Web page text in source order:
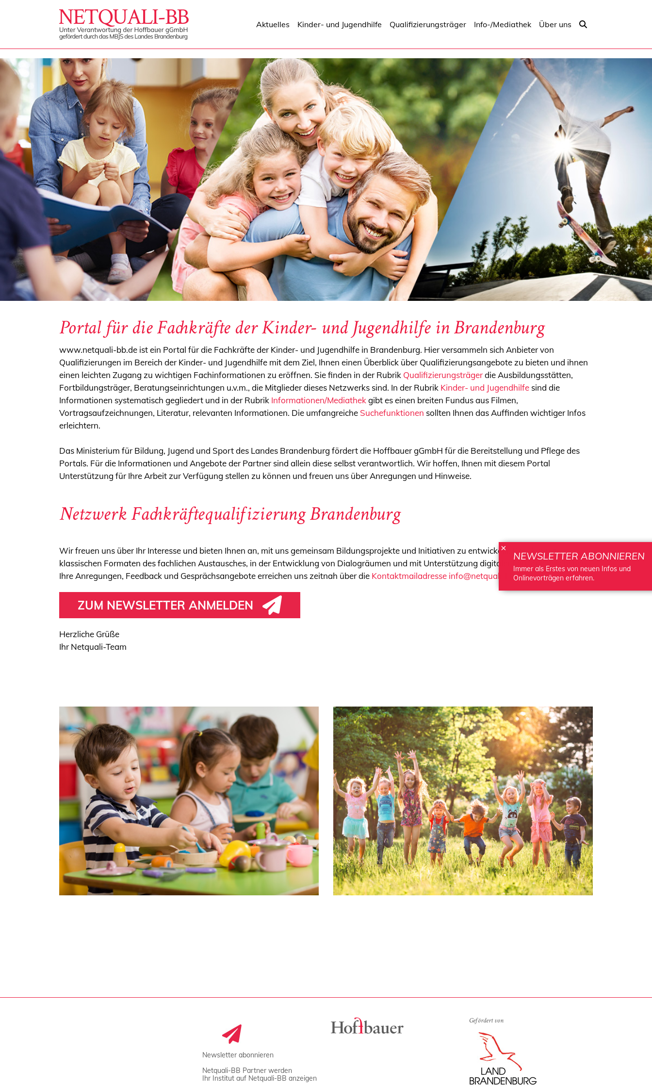
Aktuelles Kinder- und Jugendhilfe Qualifizierungsträger Info-/Mediathek Über uns
Portal für die Fachkräfte der Kinder- und Jugendhilfe in Brandenburg
www.netquali-bb.de ist ein Portal für die Fachkräfte der Kinder- und Jugendhilfe in Brandenburg. Hier versammeln sich Anbieter von
Qualifizierungen im Bereich der Kinder- und Jugendhilfe mit dem Ziel, Ihnen einen Überblick über Qualifizierungsangebote zu bieten und ihnen
einen leichten Zugang zu wichtigen Fachinformationen zu eröffnen. Sie finden in der Rubrik Qualifizierungsträgerdie Ausbildungsstätten,
Fortbildungsträger, Beratungseinrichtungen u.v.m., die Mitglieder dieses Netzwerks sind. In der Rubrik Kinder- und Jugendhilfe sind die
Informationen systematisch gegliedert und in der Rubrik Informationen/Mediathekgibt es einen breiten Fundus aus Filmen,
Vortragsaufzeichnungen, Literatur, relevanten Informationen. Die umfangreiche Suchefunktionen sollten Ihnen das Auffinden wichtiger Infos
erleichtern.
Das Ministerium für Bildung, Jugend und Sport des Landes Brandenburg fördert die Hoffbauer gGmbH für die Bereitstellung und Pflege des
Portals. Für die Informationen und Angebote der Partner sind allein diese selbst verantwortlich. Wir hoffen, Ihnen mit diesem Portal
Unterstützung für Ihre Arbeit zur Verfügung stellen zu können und freuen uns über Anregungen und Hinweise.
Netzwerk Fachkräftequalifizierung Brandenburg
Wir freuen uns über Ihr Interesse und bieten Ihnen an, mit uns gemeinsam Bildungsprojekte und Initiativen zu entwickeln. Dies kann in
klassischen Formaten des fachlichen Austausches, in der Entwicklung von Dialogräumen und mit Unterstützung digitaler Formate geschehen.
Ihre Anregungen, Feedback und Gesprächsangebote erreichen uns zeitnah über die Kontaktmailadresse info@netquali-bb.de.
ZUM NEWSLETTER ANMELDEN
Herzliche Grüße
Ihr Netquali-Team
Newsletter abonnieren
Netquali-BB Partner werden
Ihr Institut auf Netquali-BB anzeigen
Gefördert von
NEWSLETTER ABONNIEREN
Immer als Erstes von neuen Infos und
Onlinevorträgen erfahren.
×